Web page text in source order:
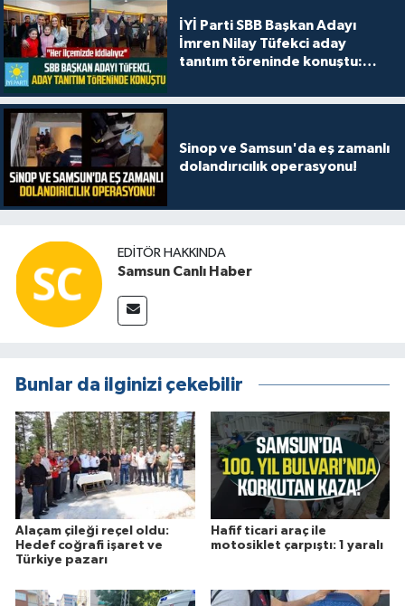
İYİ Parti SBB Başkan Adayı
İmren Nilay Tüfekci aday
tanıtım töreninde konuştu:
Sinop ve Samsun'da eş zamanlı
dolandırıcılık operasyonu!
EDITÖR HAKKINDA
Samsun Canlı Haber
Bunlar da ilginizi çekebilir
Alaçam çileği reçel oldu:
Hedef coğrafi işaret ve
Türkiye pazarı
Hafif ticari araç ile
motosiklet çarpıştı: 1 yaralı